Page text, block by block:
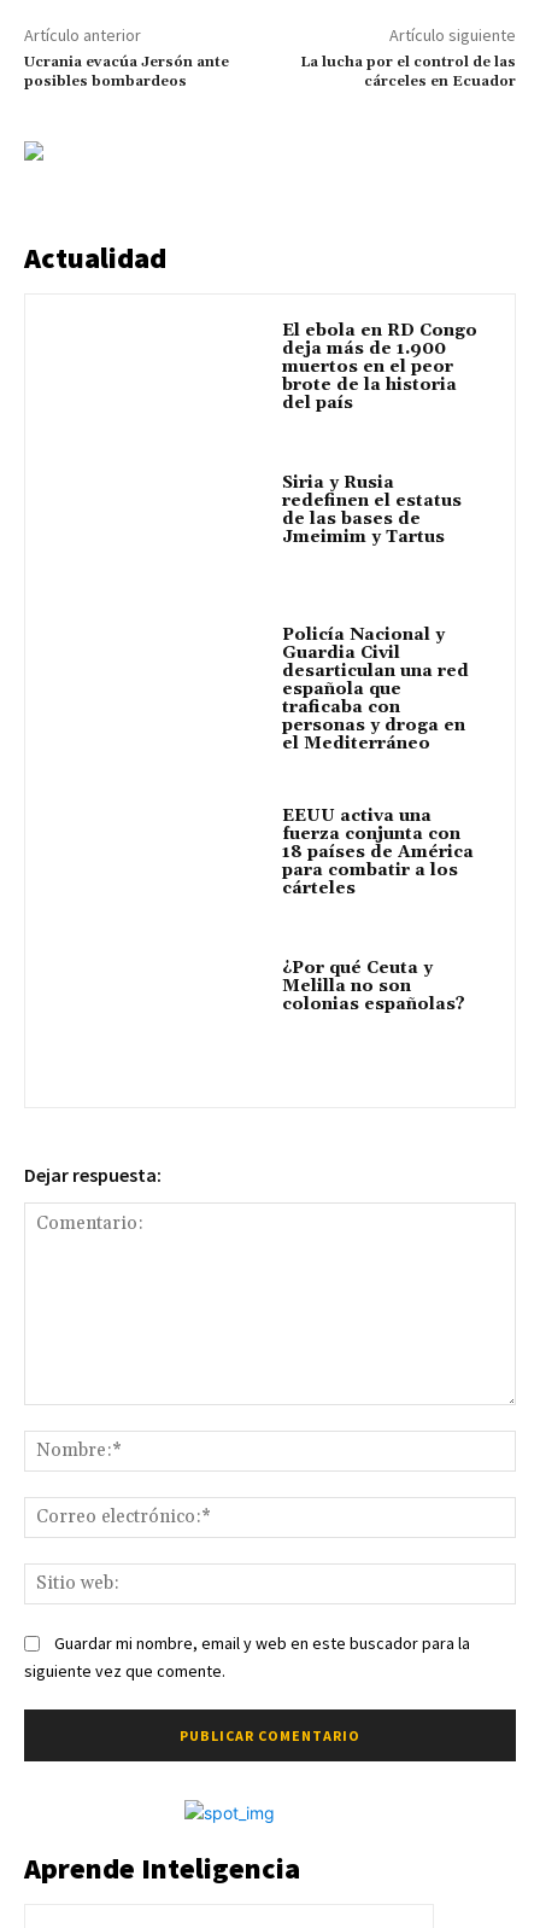
Artículo anterior
Ucrania evacúa Jersón ante
posibles bombardeos
Artículo siguiente
La lucha por el control de las
cárceles en Ecuador
Actualidad
El ebola en RD Congo
deja más de 1.900
muertos en el peor
brote de la historia
del país
Siria y Rusia
redefinen el estatus
de las bases de
Jmeimim y Tartus
Policía Nacional y
Guardia Civil
desarticulan una red
española que
traficaba con
personas y droga en
el Mediterráneo
EEUU activa una
fuerza conjunta con
18 países de América
para combatir a los
cárteles
¿Por qué Ceuta y
Melilla no son
colonias españolas?
Dejar respuesta:
Guardar mi nombre, email y web en este buscador para la
siguiente vez que comente.
Aprende Inteligencia